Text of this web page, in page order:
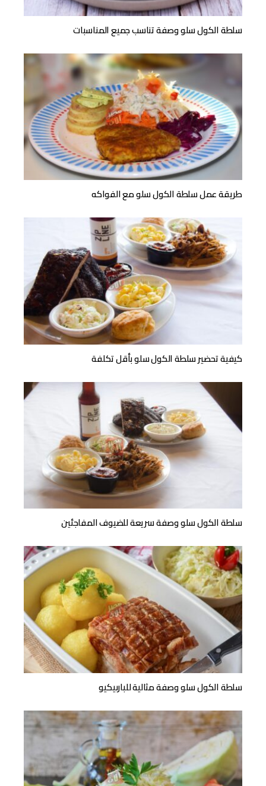
سلطة الكول سلو وصفة تناسب جميع المناسبات
طريقة عمل سلطة الكول سلو مع الفواكه
كيفية تحضير سلطة الكول سلو بأقل تكلفة
سلطة الكول سلو وصفة سريعة للضيوف المفاجئين
سلطة الكول سلو وصفة مثالية للباربيكيو